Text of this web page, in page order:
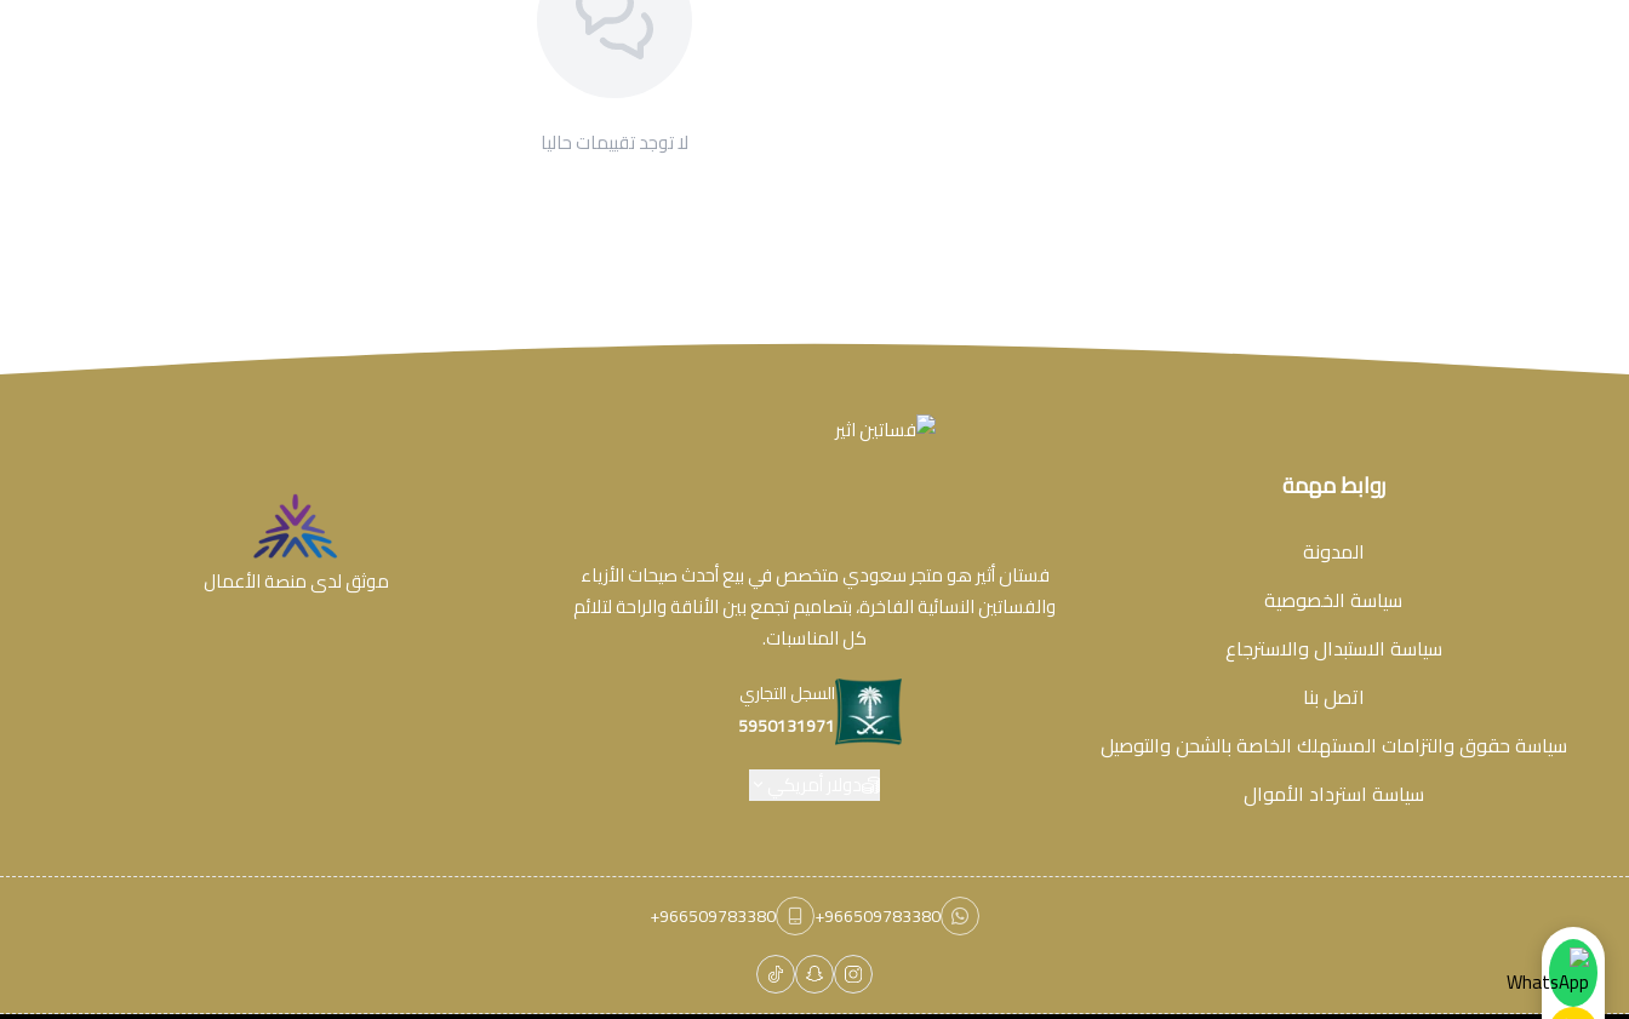
لا توجد تقييمات حاليا
روابط مهمة
المدونة
سياسة الخصوصية
سياسة الاستبدال والاسترجاع
اتصل بنا
سياسة حقوق والتزامات المستهلك الخاصة بالشحن والتوصيل
سياسة استرداد الأموال
فستان أثير هو متجر سعودي متخصص في بيع أحدث صيحات الأزياء
والفساتين النسائية الفاخرة، بتصاميم تجمع بين الأناقة والراحة لتلائم
كل المناسبات.
السجل التجاري
5950131971
موثق لدى منصة الأعمال
+966509783380
+966509783380